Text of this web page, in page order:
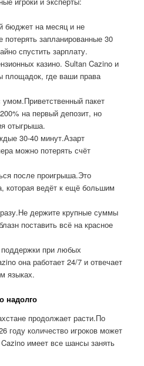
бюджет на месяц и не
запланированные 30
спустить зарплату.
казино. Sultan Cazino и
площадок, где ваши права
пакет
на первый депозит, но
отыгрыша.
30-40 минут.Азарт
можно потерять счёт
после проигрыша.Это
которая ведёт к ещё большим
держите крупные суммы
поставить всё на красное
при любых
она работает 24/7 и отвечает
языках.
надолго
продолжает расти.По
году количество игроков может
имеет все шансы занять